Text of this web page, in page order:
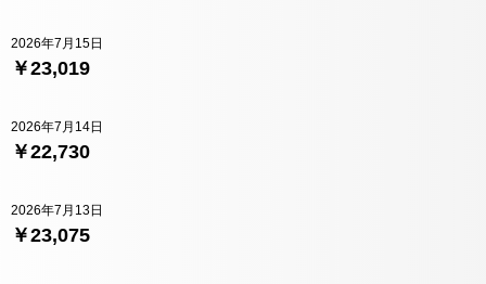
￥23,019
2026年7月15日
￥22,730
2026年7月14日
￥23,075
2026年7月13日